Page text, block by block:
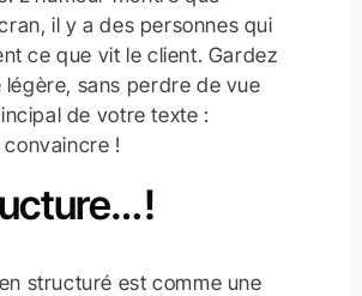
il y a des personnes qui
ce que vit le client. Gardez
légère, sans perdre de vue
de votre texte :
!
!
structuré est comme une